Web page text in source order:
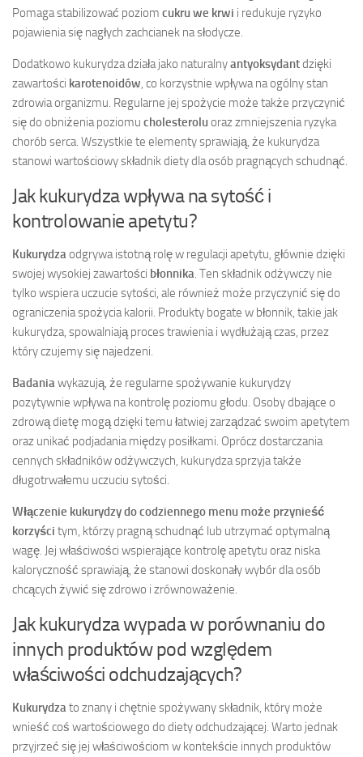
Pomaga stabilizować poziom cukru we krwi i redukuje ryzyko
pojawienia się nagłych zachcianek na słodycze.
Dodatkowo kukurydza działa jako naturalnyantyoksydantdzięki
zawartości karotenoidów , co korzystnie wpływa na ogólny stan
zdrowia organizmu. Regularne jej spożycie może także przyczynić
się do obniżenia poziomu cholesteroluoraz zmniejszenia ryzyka
chorób serca. Wszystkie te elementy sprawiają, że kukurydza
stanowi wartościowy składnik diety dla osób pragnących schudnąć.
Jak kukurydza wpływa na sytość i
kontrolowanie apetytu?
Kukurydza odgrywa istotną rolę w regulacji apetytu, głównie dzięki
swojej wysokiej zawartości błonnika . Ten składnik odżywczy nie
tylko wspiera uczucie sytości, ale również może przyczynić się do
ograniczenia spożycia kalorii. Produkty bogate w błonnik, takie jak
kukurydza, spowalniają proces trawienia i wydłużają czas, przez
który czujemy się najedzeni.
Badania wykazują, że regularne spożywanie kukurydzy
pozytywnie wpływa na kontrolę poziomu głodu. Osoby dbające o
zdrową dietę mogą dzięki temu łatwiej zarządzać swoim apetytem
oraz unikać podjadania między posiłkami. Oprócz dostarczania
cennych składników odżywczych, kukurydza sprzyja także
długotrwałemu uczuciu sytości.
Włączenie kukurydzy do codziennego menu może przynieść
korzyści tym, którzy pragną schudnąć lub utrzymać optymalną
wagę. Jej właściwości wspierające kontrolę apetytu oraz niska
kaloryczność sprawiają, że stanowi doskonały wybór dla osób
chcących żywić się zdrowo i zrównoważenie.
Jak kukurydza wypada w porównaniu do
innych produktów pod względem
właściwości odchudzających?
Kukurydza to znany i chętnie spożywany składnik, który może
wnieść coś wartościowego do diety odchudzającej. Warto jednak
przyjrzeć się jej właściwościom w kontekście innych produktów